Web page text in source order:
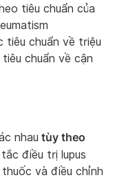
tiêu chuẩn của
tiêu chuẩn về triệu
chuẩn về cận
nhau tùy theo
điều trị lupus
và điều chỉnh